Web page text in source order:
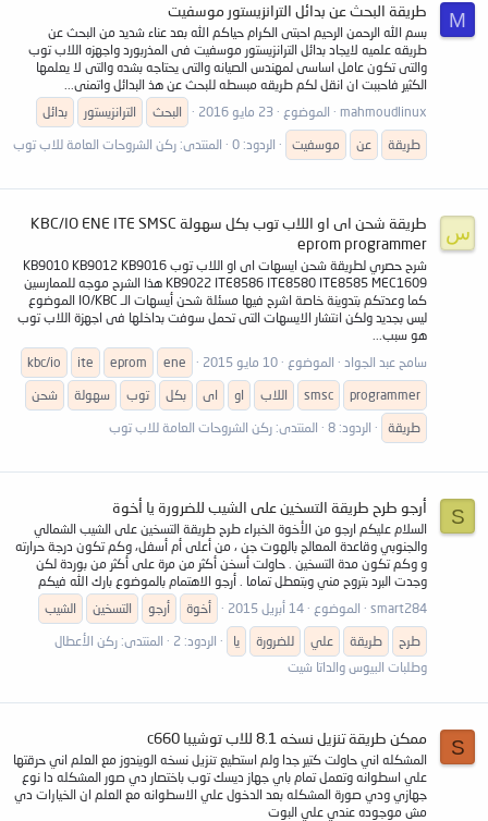
M طريقة البحث عن بدائل الترانزيستور موسفيت
بسم الله الرحمن الرحيم احبتى الكرام حياكم الله بعد عناء شديد من البحث عن
طريقه علميه لايجاد بدائل الترانزيستور موسفيت فى المذربورد واجهزه اللاب توب
والتى تكون عامل اساسى لمهندس الصيانه والتى يحتاجه بشده والتى لا يعلمها
الكثير فاحببت ان انقل لكم طريقه مبسطه للبحث عن هذ البدائل واتمنى...
mahmoudlinux
الموضوع 23 مايو 2016 البحث الترانزيستور
بدائل
طريقة
عن موسفيت الردود: 0 المنتدى: ركن الشروحات العامة للاب توب
س
طريقة شحن اى او اللاب توب بكل سهولة KBC/IO ENE ITE SMSC
eprom programmer
شرح حصري لطريقة شحن ايسهات اى او اللاب توب KB9010 KB9012 KB9016
KB9022 ITE8586 ITE8580 ITE8585 MEC1609 هذا الشرح موجه للممارسين
كما وعدتكم بتدوينة خاصة اشرح فيها مسئلة شحن أيسهات الـ IO/KBC الموضوع
ليس بجديد ولكن انتشار الايسهات التى تحمل سوفت بداخلها فى اجهزة اللاب توب
هو سبب...
سامح عبد الجواد
الموضوع 10 مايو 2015 ene
eprom
ite
kbc/io
programmer
smsc اللاب او اى بكل توب سهولة
شحن
طريقة
الردود: 8 المنتدى: ركن الشروحات العامة للاب توب
S أرجو طرح طريقة التسخين على الشيب للضرورة يا أخوة
السلام عليكم ارجو من الأخوة الخبراء طرح طريقة التسخين على الشيب الشمالي
والجنوبي وقاعدة المعالج بالهوت جن ، من أعلى أم أسفل، وكم تكون درجة حرارته
و وكم تكون مدة التسخين . حاولت أسخن أكثر من مرة على أكثر من بوردة لكن
وجدت البرد بتروح مني وبتعطل تماما . أرجو الاهتمام بالموضوع بارك الله فيكم
smart284
الموضوع 14 أبريل 2015 أخوة أرجو التسخين
الشيب
طرح
طريقة علي للضرورة يا الردود: 2 المنتدى: ركن الأعطال
وطلبات البيوس والداتا شيت
S ممكن طريقة تنزيل نسخه 8.1 للاب توشيبا c660
المشكله اني حاولت كتير جدا ولم استطيع تنزيل نسخه الويندوز مع العلم اني حرقتها
علي اسطوانه وتعمل تمام باي جهاز ديسك توب باختصار دي صور المشكله دا نوع
جهازي ودي صورة المشكله بعد الدخول علي الاسطوانه مع العلم ان الخيارات دي
مش موجوده عندي علي البوت